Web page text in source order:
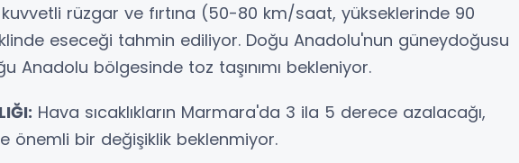
rüzgar ve fırtına (50-80 km/saat, yükseklerinde 90
eseceği tahmin ediliyor. Doğu Anadolu'nun güneydoğusu
Anadolu bölgesinde toz taşınımı bekleniyor.
Hava sıcaklıkların Marmara'da 3 ila 5 derece azalacağı,
önemli bir değişiklik beklenmiyor.